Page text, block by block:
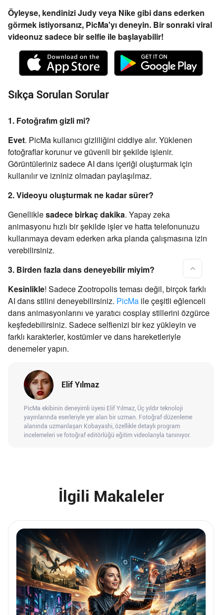
Öyleyse, kendinizi Judy veya Nike gibi dans ederken
görmek istiyorsanız, PicMa'yı deneyin. Bir sonraki viral
videonuz sadece bir selfie ile başlayabilir!
Sıkça Sorulan Sorular
1. Fotoğrafım gizli mi?
Evet. PicMa kullanıcı gizliliğini ciddiye alır. Yüklenen
fotoğraflar korunur ve güvenli bir şekilde işlenir.
Görüntüleriniz sadece AI dans içeriği oluşturmak için
kullanılır ve izniniz olmadan paylaşılmaz.
2. Videoyu oluşturmak ne kadar sürer?
Genelliklesadece birkaç dakika. Yapay zeka
animasyonu hızlı bir şekilde işler ve hatta telefonunuzu
kullanmaya devam ederken arka planda çalışmasına izin
verebilirsiniz.
3. Birden fazla dans deneyebilir miyim?
Kesinlikle! Sadece Zootropolis teması değil, birçok farklı
AI dans stilini deneyebilirsiniz. PicMa ile çeşitli eğlenceli
dans animasyonlarını ve yaratıcı cosplay stillerini özgürce
keşfedebilirsiniz. Sadece selfienizi bir kez yükleyin ve
farklı karakterler, kostümler ve dans hareketleriyle
denemeler yapın.
Elif Yılmaz
PicMa ekibinin deneyimli üyesi Elif Yılmaz, Üç yıldır teknoloji
yayınlarında eserleriyle yer alan bir uzman. Fotoğraf düzenleme
alanında uzmanlaşan Kobayashi, özellikle detaylı program
incelemeleri ve fotoğraf editörlüğü eğitim videolarıyla tanınıyor.
İlgili Makaleler